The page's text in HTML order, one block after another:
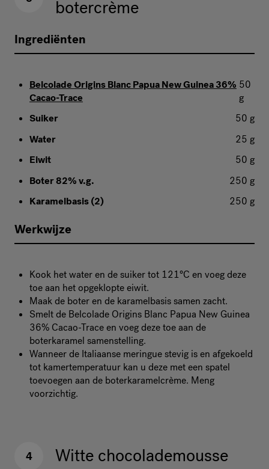
botercrème
Ingrediënten
Belcolade Origins Blanc Papua New Guinea 36%
Cacao-Trace
50
g
Suiker
50 g
Water
25 g
Eiwit
50 g
Boter 82% v.g.
250 g
Karamelbasis (2)
250 g
Werkwijze
Kook het water en de suiker tot 121°C en voeg deze
toe aan het opgeklopte eiwit.
Maak de boter en de karamelbasis samen zacht.
Smelt de Belcolade Origins Blanc Papua New Guinea
36% Cacao-Trace en voeg deze toe aan de
boterkaramel samenstelling.
Wanneer de Italiaanse meringue stevig is en afgekoeld
tot kamertemperatuur kan u deze met een spatel
toevoegen aan de boterkaramelcrème. Meng
voorzichtig.
4 Witte chocolademousse